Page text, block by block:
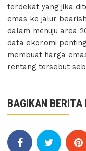
terdekat yang jika
emas ke jalur
dalam menuju area
data ekonomi
membuat harga
rentang tersebut
BAGIKAN BERITA